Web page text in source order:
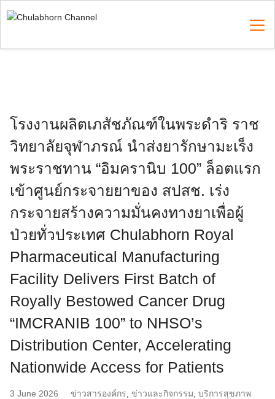
to
โรงงานผลิตเภสัชภัณฑ์ในพระดำริ ราช
วิทยาลัยจุฬาภรณ์ นำส่งยารักษามะเร็ง
พระราชทาน “อิมครานิบ 100” ล็อตแรก
เข้าศูนย์กระจายยาของ สปสช. เร่ง
กระจายสร้างความมั่นคงทางยาเพื่อผู้
ป่วยทั่วประเทศ Chulabhorn Royal
Pharmaceutical Manufacturing
Facility Delivers First Batch of
Royally Bestowed Cancer Drug
“IMCRANIB 100” to NHSO’s
Distribution Center, Accelerating
Nationwide Access for Patients
3 June 2026 ข่าวสารองค์กร ข่าวและกิจกรรม บริการสุขภาพ